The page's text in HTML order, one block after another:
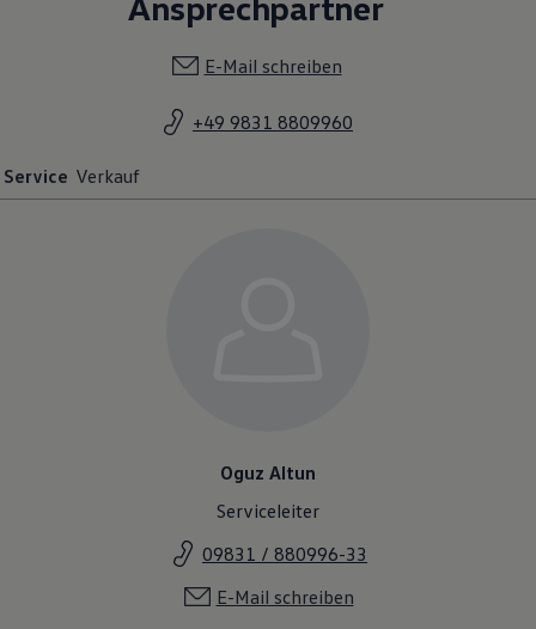
E-Mail schreiben
+49 9831 8809960
Service Verkauf
Oguz Altun
Serviceleiter
09831 / 880996-33
E-Mail schreiben